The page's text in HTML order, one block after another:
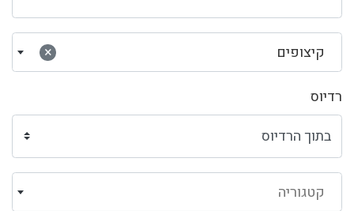
× קיצופים
רדיוס
קטגוריה